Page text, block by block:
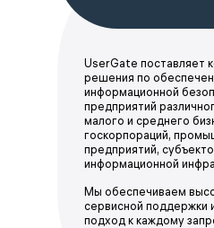
UserGate поставляет
решения по
информационной
предприятий
малого и среднего
госкорпораций,
предприятий,
информационной
Мы обеспечиваем
сервисной поддержки
подход к каждому